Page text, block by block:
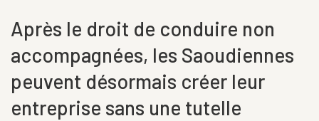
Après le droit de conduire non
accompagnées, les Saoudiennes
peuvent désormais créer leur
entreprise sans une tutelle